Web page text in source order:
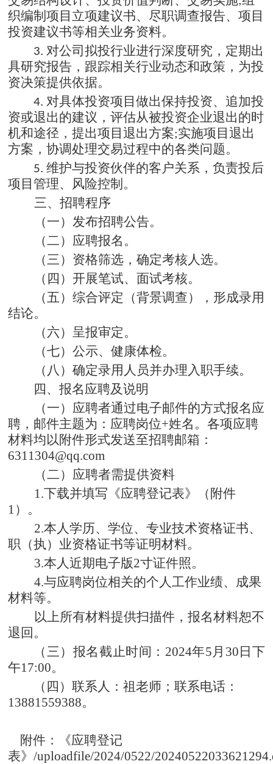
织编制项目立项建议书、尽职调查报告、项目
投资建议书等相关业务资料。
3.对公司拟投行业进行深度研究，定期出
具研究报告，跟踪相关行业动态和政策，为投
资决策提供依据。
4.对具体投资项目做出保持投资、追加投
资或退出的建议，评估从被投资企业退出的时
机和途径，提出项目退出方案;实施项目退出
方案，协调处理交易过程中的各类问题。
5.维护与投资伙伴的客户关系，负责投后
项目管理、风险控制。
三、招聘程序
（一）发布招聘公告。
（二）应聘报名 。
（三）资格筛选，确定考核人选。
（四）开展笔试、面试考核。
（五）综合评定（背景调查），形成录用
结论。
（六）呈报审定。
（七）公示、健康体检。
（八）确定录用人员并办理入职手续。
四、报名应聘及说明
（一） 应聘者通过电子邮件的方式报名应
聘， 邮件主题为：应聘岗位+姓名。各项应聘
材料均以附件形式发送至招聘邮箱：
6311304@qq.com
（二） 应聘者需提供资料
1.下载并填写《应聘登记表》（附件
1） 。
2.本人学历、学位、专业技术资格证书、
职（执）业资格证书等证明材料。
3.本人近期电子版2寸证件照。
4.与应聘岗位相关的个人工作业绩、成果
材料等。
以上所有材料提供扫描件，报名材料恕不
退回。
（三） 报名截止时间 ： 2024年5月30日下
午17:00。
（四）联系人 ：祖老师；联系电话：
13881559388。
附件：
《应聘登记
表》/uploadfile/2024/0522/